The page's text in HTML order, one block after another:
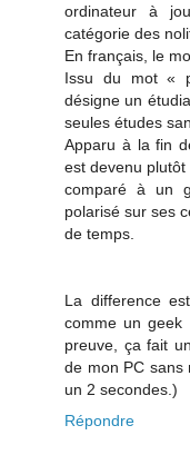
ordinateur à
catégorie des
En français, le
Issu du mot «
désigne un
seules études
Apparu à la fin
est devenu
comparé à un
polarisé sur ses
de temps.
La difference
comme un geek
preuve, ça fait
de mon PC sans
un 2 secondes.)
Répondre